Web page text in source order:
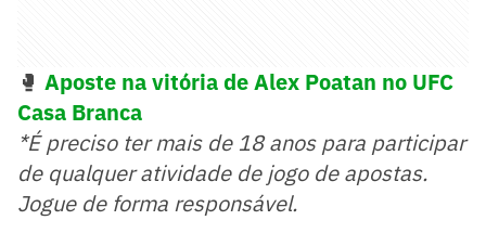
🥊 Aposte na vitória de Alex Poatan no UFC
Casa Branca
*É preciso ter mais de 18 anos para participar
de qualquer atividade de jogo de apostas.
Jogue de forma responsável.